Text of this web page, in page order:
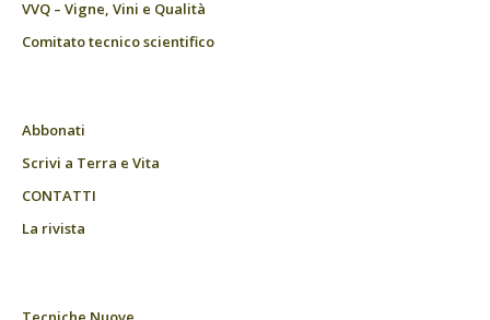
VVQ – Vigne, Vini e Qualità
Comitato tecnico scientifico
Abbonati
Scrivi a Terra e Vita
CONTATTI
La rivista